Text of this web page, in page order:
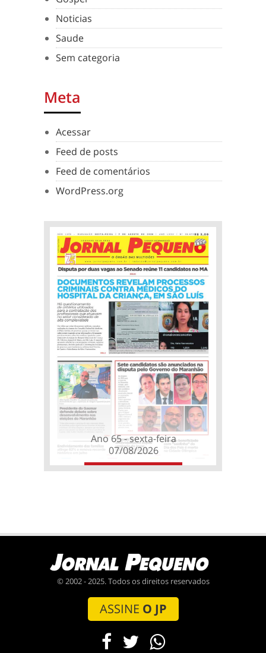
Noticias
Saude
Sem categoria
Meta
Acessar
Feed de posts
Feed de comentários
WordPress.org
Ano 65 - sexta-feira
07/08/2026
© 2002 - 2025. Todos os direitos reservados
ASSINE O JP